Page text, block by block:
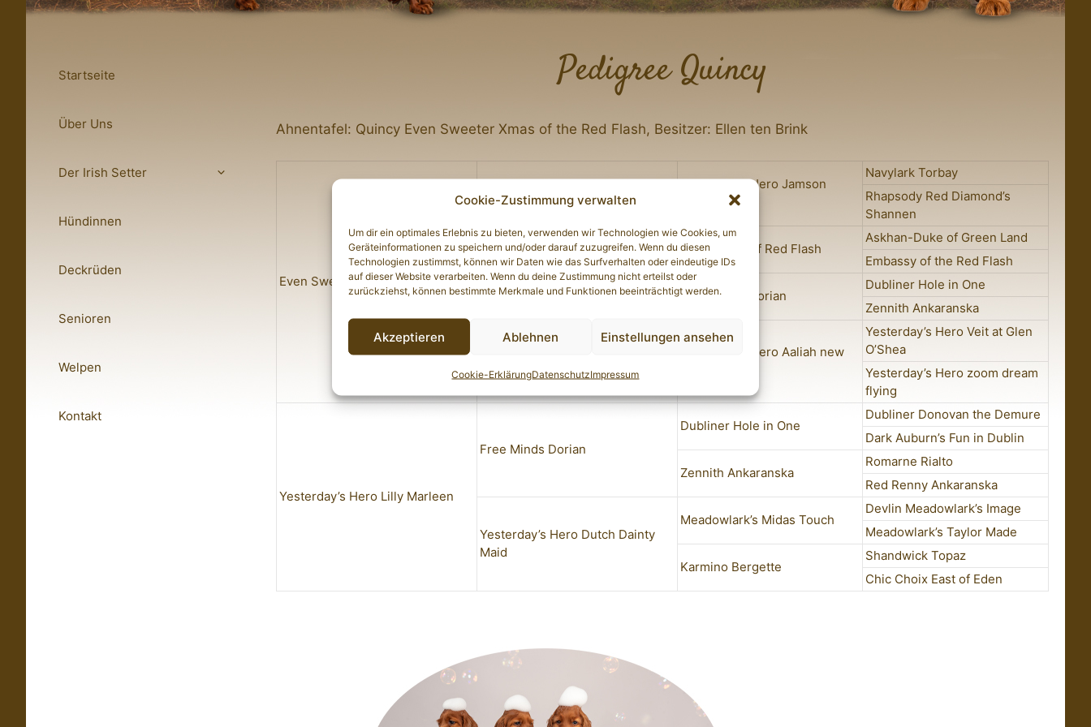
Cookie-Zustimmung verwalten
Um dir ein optimales Erlebnis zu bieten, verwenden wir Technologien wie Cookies, um
Geräteinformationen zu speichern und/oder darauf zuzugreifen. Wenn du diesen
Technologien zustimmst, können wir Daten wie das Surfverhalten oder eindeutige IDs
auf dieser Website verarbeiten. Wenn du deine Zustimmung nicht erteilst oder
zurückziehst, können bestimmte Merkmale und Funktionen beeinträchtigt werden.
Akzeptieren Ablehnen Einstellungen ansehen
Cookie-ErklärungDatenschutzImpressum
Pedigree Quincy
Ahnentafel: Quincy Even Sweeter Xmas of the Red Flash, Besitzer: Ellen ten Brink
Even Sweeter of the Red Flash
Yates Remember Me of the Red
Yesterday’s Hero Jamson
Navylark Torbay
Rhapsody Red Diamond’s
Shannen
Imagination of Red Flash
Askhan-Duke of Green Land
Embassy of the Red Flash
Yesterday’s Hero Joanna Kyra
Free Minds Dorian
Dubliner Hole in One
Zennith Ankaranska
Yesterday’s Hero Aaliah new
Yesterday’s Hero Veit at Glen
O’Shea
Yesterday’s Hero zoom dream
flying
Yesterday’s Hero Lilly Marleen
Free Minds Dorian
Dubliner Hole in One
Dubliner Donovan the Demure
Dark Auburn’s Fun in Dublin
Zennith Ankaranska
Romarne Rialto
Red Renny Ankaranska
Yesterday’s Hero Dutch Dainty
Maid
Meadowlark’s Midas Touch
Devlin Meadowlark’s Image
Meadowlark’s Taylor Made
Karmino Bergette
Shandwick Topaz
Chic Choix East of Eden
Startseite
Über Uns
Der Irish Setter
Hündinnen
Deckrüden
Senioren
Welpen
Kontakt